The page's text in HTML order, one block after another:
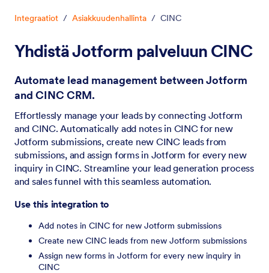
Integraatiot / Asiakkuudenhallinta / CINC
Yhdistä Jotform palveluun CINC
Automate lead management between Jotform
and CINC CRM.
Effortlessly manage your leads by connecting Jotform
and CINC. Automatically add notes in CINC for new
Jotform submissions, create new CINC leads from
submissions, and assign forms in Jotform for every new
inquiry in CINC. Streamline your lead generation process
and sales funnel with this seamless automation.
Use this integration to
Add notes in CINC for new Jotform submissions
Create new CINC leads from new Jotform submissions
Assign new forms in Jotform for every new inquiry in
CINC